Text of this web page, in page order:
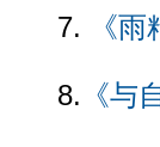
7. 《雨
8. 《与